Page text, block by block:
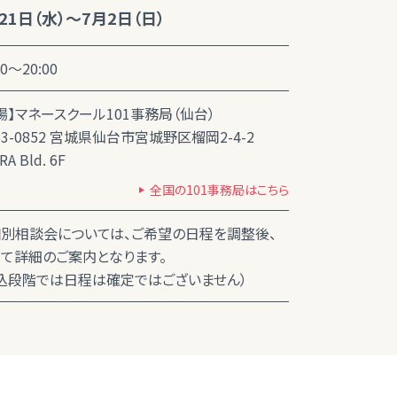
日（水）～7月2日（日）
～20:00
】マネースクール101事務局（仙台）
0852 宮城県仙台市宮城野区榴岡2-4-2
Bld. 6F
全国の101事務局はこちら
相談会については、ご希望の日程を調整後、
詳細のご案内となります。
段階では日程は確定ではございません）